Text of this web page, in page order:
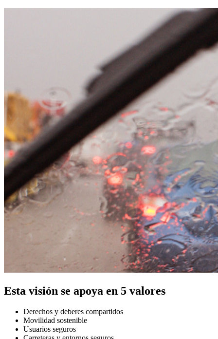
Esta visión se apoya en 5 valores
Derechos y deberes compartidos
Movilidad sostenible
Usuarios seguros